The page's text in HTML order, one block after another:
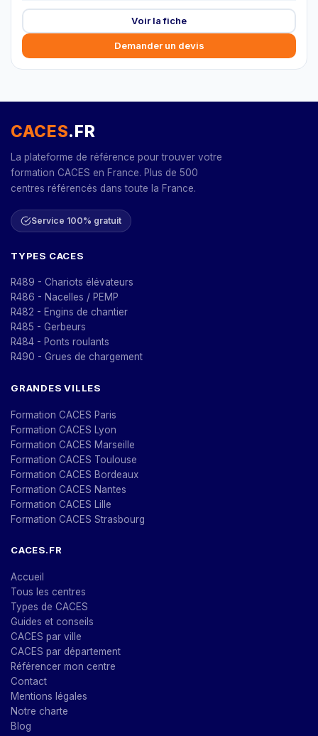
Voir la fiche
Demander un devis
CACES.FR
La plateforme de référence pour trouver votre
formation CACES en France. Plus de 500
centres référencés dans toute la France.
Service 100% gratuit
TYPES CACES
R489 - Chariots élévateurs
R486 - Nacelles / PEMP
R482 - Engins de chantier
R485 - Gerbeurs
R484 - Ponts roulants
R490 - Grues de chargement
GRANDES VILLES
Formation CACES Paris
Formation CACES Lyon
Formation CACES Marseille
Formation CACES Toulouse
Formation CACES Bordeaux
Formation CACES Nantes
Formation CACES Lille
Formation CACES Strasbourg
CACES.FR
Accueil
Tous les centres
Types de CACES
Guides et conseils
CACES par ville
CACES par département
Référencer mon centre
Contact
Mentions légales
Notre charte
Blog